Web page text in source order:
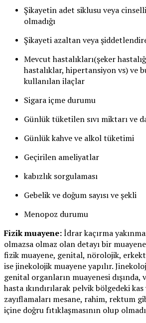
Şikayetin adet siklusu veya
olmadığı
Şikayeti azaltan veya
Mevcut hastalıkları(şeker
hastalıklar, hipertansiyon vs) ve
kullanılan ilaçlar
Sigara içme durumu
Günlük tüketilen sıvı miktarı ve
Günlük kahve ve alkol tüketimi
Geçirilen ameliyatlar
kabızlık sorgulaması
Gebelik ve doğum sayısı ve şekli
Menopoz durumu
Fizik muayene:İdrar kaçırma
olmazsa olmaz olan detayı bir
fizik muayene, genital, nörolojik,
ise jinekolojik muayene yapılır.
genital organların muayenesi dışında,
hasta ıkındırılarak pelvik bölgedeki
zayıflamaları mesane, rahim, rektum
içine doğru fıtıklaşmasının olup